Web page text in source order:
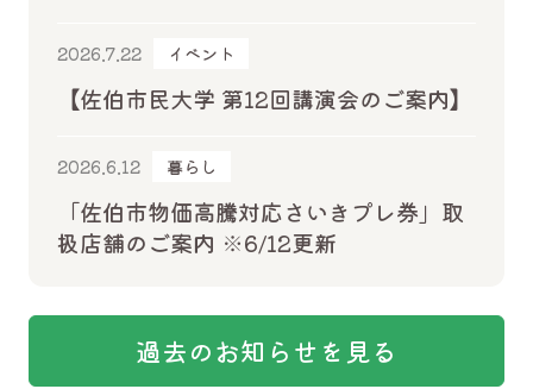
2026.7.22 イベント
【佐伯市民大学 第12回講演会のご案内】
2026.6.12 暮らし
「佐伯市物価高騰対応さいきプレ券」取
扱店舗のご案内 ※6/12更新
過去のお知らせを見る